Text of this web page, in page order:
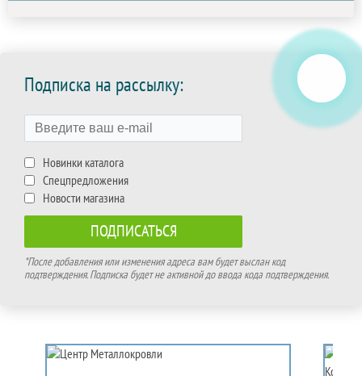
Подписка на рассылку:
Новинки каталога
Спецпредложения
Новости магазина
*После добавления или изменения адреса вам будет выслан код
подтверждения. Подписка будет не активной до ввода кода подтверждения.